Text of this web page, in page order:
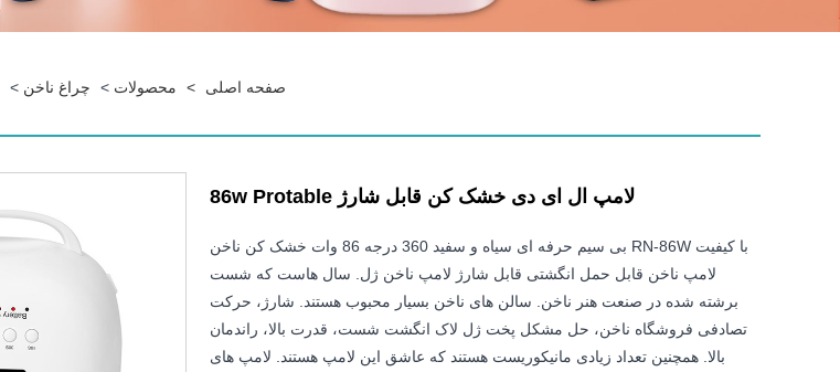
صفحه اصلی > محصولات > چراغ ناخن >
لامپ ال ای دی خشک کن قابل شارژ 86w Protable
با کیفیت RN-86W بی سیم حرفه ای سیاه و سفید 360 درجه 86 وات خشک کن ناخن
لامپ ناخن قابل حمل انگشتی قابل شارژ لامپ ناخن ژل. سال هاست که شست
برشته شده در صنعت هنر ناخن. سالن های ناخن بسیار محبوب هستند. شارژ، حرکت
تصادفی فروشگاه ناخن، حل مشکل پخت ژل لاک انگشت شست، قدرت بالا، راندمان
بالا. همچنین تعداد زیادی مانیکوریست هستند که عاشق این لامپ هستند. لامپ های